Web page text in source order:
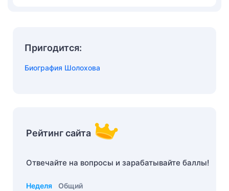
Пригодится:
Биография Шолохова
Рейтинг сайта
Отвечайте на вопросы и зарабатывайте баллы!
Неделя Общий